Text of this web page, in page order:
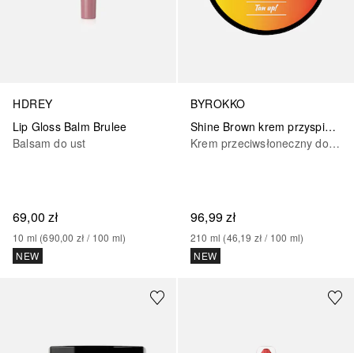
HDREY
Lip Gloss Balm Brulee
Balsam do ust
69,00 zł
10 ml (690,00 zł / 100 ml)
NEW
BYROKKO
Shine Brown krem przyspieszający opalanie
Krem przeciwsłoneczny do ciała
96,99 zł
210 ml (46,19 zł / 100 ml)
NEW